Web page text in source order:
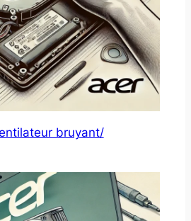
bruyant/